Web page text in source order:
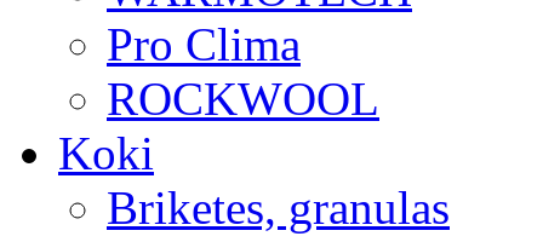
Pro Clima
ROCKWOOL
Koki
Briketes, granulas